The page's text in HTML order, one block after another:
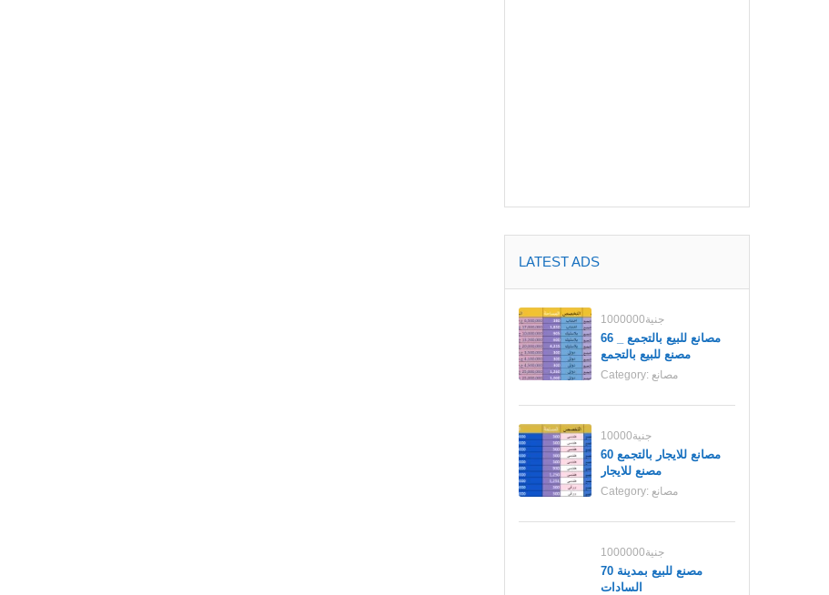
LATEST ADS
1000000جنية
مصانع للبيع بالتجمع _ 66
مصنع للبيع بالتجمع
Category: مصانع
10000جنية
مصانع للايجار بالتجمع 60
مصنع للايجار
Category: مصانع
1000000جنية
70 مصنع للبيع بمدينة
السادات